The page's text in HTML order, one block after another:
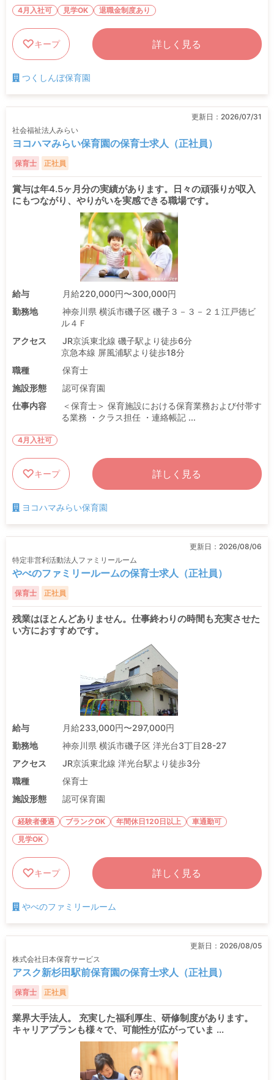
4月入社可
見学OK 退職金制度あり
キープ 詳しく見る
つくしんぼ保育園
更新日： 2026/07/31
社会福祉法人みらい
ヨコハマみらい保育園の保育士求人（正社員）
保育士 正社員
賞与は年4.5ヶ月分の実績があります。日々の頑張りが収入
にもつながり、やりがいを実感できる職場です。
給与
月給220,000円〜300,000円
勤務地
神奈川県 横浜市磯子区 磯子３－３－２１江戸徳ビ
ル４Ｆ
アクセス
JR京浜東北線 磯子駅より徒歩6分
京急本線 屏風浦駅より徒歩18分
職種
保育士
施設形態
認可保育園
仕事内容
＜保育士＞ 保育施設における保育業務および付帯す
る業務 ・クラス担任 ・連絡帳記 ...
4月入社可
キープ 詳しく見る
ヨコハマみらい保育園
更新日： 2026/08/06
特定非営利活動法人ファミリールーム
やべのファミリールームの保育士求人（正社員）
保育士 正社員
残業はほとんどありません。仕事終わりの時間も充実させた
い方におすすめです。
給与
月給233,000円〜297,000円
勤務地
神奈川県 横浜市磯子区 洋光台3丁目28-27
アクセス
JR京浜東北線 洋光台駅より徒歩3分
職種
保育士
施設形態
認可保育園
経験者優遇 ブランクOK 年間休日120日以上
車通勤可
見学OK
キープ 詳しく見る
やべのファミリールーム
更新日： 2026/08/05
株式会社日本保育サービス
アスク新杉田駅前保育園の保育士求人（正社員）
保育士 正社員
業界大手法人。 充実した福利厚生、研修制度があります。
キャリアプランも様々で、可能性が広がっていま ...